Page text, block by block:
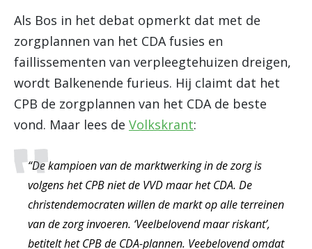
Als Bos in het debat opmerkt dat met de
zorgplannen van het CDA fusies en
faillissementen van verpleegtehuizen dreigen,
wordt Balkenende furieus. Hij claimt dat het
CPB de zorgplannen van het CDA de beste
vond. Maar lees de Volkskrant:
“De kampioen van de marktwerking in de zorg is
volgens het CPB niet de VVD maar het CDA. De
christendemocraten willen de markt op alle terreinen
van de zorg invoeren. ‘Veelbelovend maar riskant’,
betitelt het CPB de CDA-plannen. Veebelovend omdat